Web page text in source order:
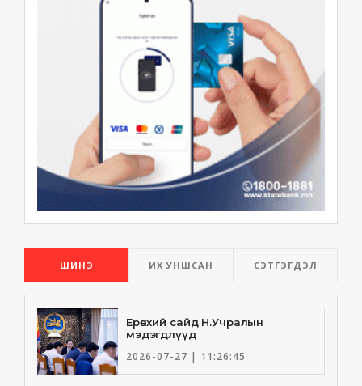
ШИНЭ ИХ УНШСАН СЭТГЭГДЭЛ
Ерөнхий сайд Н.Учралын
мэдэгдлүүд
2026-07-27 | 11:26:45